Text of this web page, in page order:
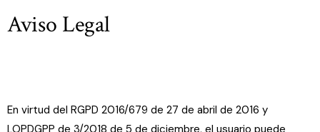
Aviso Legal
En virtud del RGPD 2016/679 de 27 de abril de 2016 y
LOPDGPP de 3/2018 de 5 de diciembre, el usuario puede